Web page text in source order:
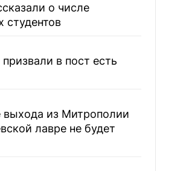
о числе
студентов
в пост есть
из Митрополии
лавре не будет